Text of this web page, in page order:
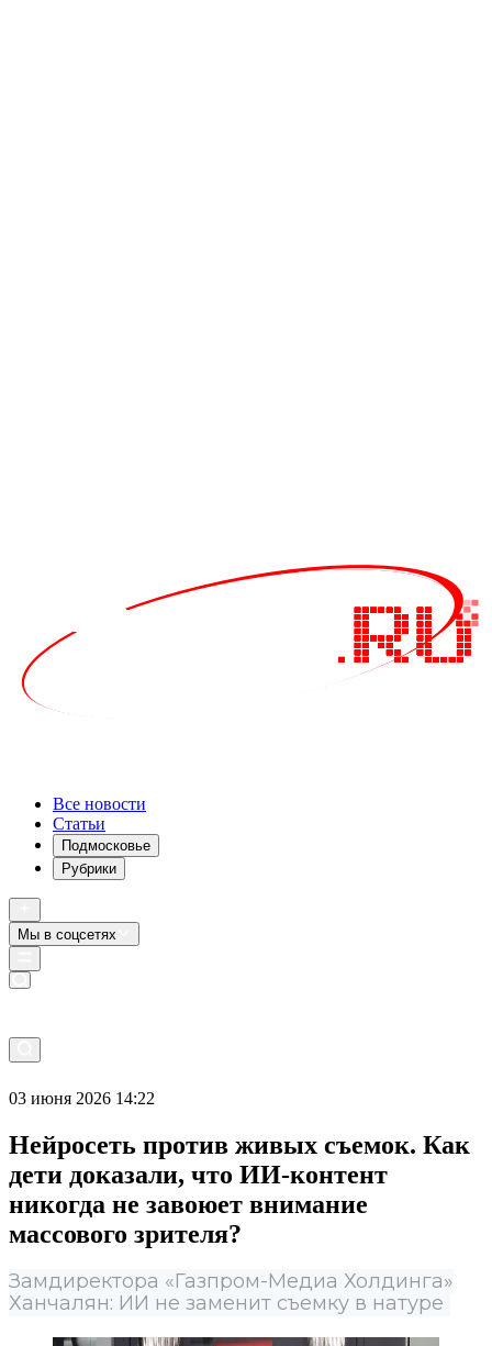
Все новости
Статьи
Подмосковье
Рубрики
Мы в соцсетях
03 июня 2026 14:22
Нейросеть против живых съемок. Как
дети доказали, что ИИ-контент
никогда не завоюет внимание
массового зрителя?
Замдиректора «Газпром-Медиа Холдинга»
Ханчалян: ИИ не заменит съемку в натуре